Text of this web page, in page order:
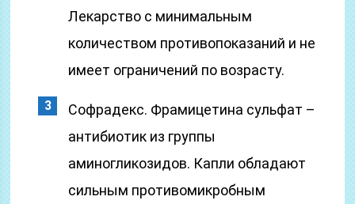
Лекарство с минимальным
количеством противопоказаний и не
имеет ограничений по возрасту.
Софрадекс. Фрамицетина сульфат –
антибиотик из группы
аминогликозидов. Капли обладают
сильным противомикробным